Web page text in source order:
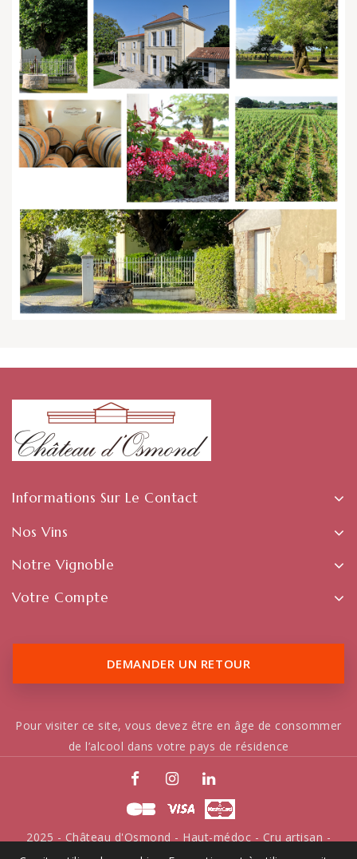
Informations Sur Le Contact
Nos Vins
Notre Vignoble
Votre Compte
DEMANDER UN RETOUR
Pour visiter ce site, vous devez être en âge de consommer
de l’alcool dans votre pays de résidence
2025 - Château d'Osmond - Haut-médoc - Cru artisan -